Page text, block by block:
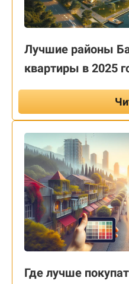
Лучшие районы
квартиры в 2025
Где лучше